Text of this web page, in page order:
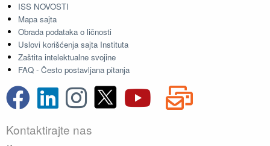
ISS NOVOSTI
Mapa sajta
Obrada podataka o ličnosti
Uslovi korišćenja sajta Instituta
Zaštita intelektualne svojine
FAQ - Često postavljana pitanja
Kontaktirajte nas